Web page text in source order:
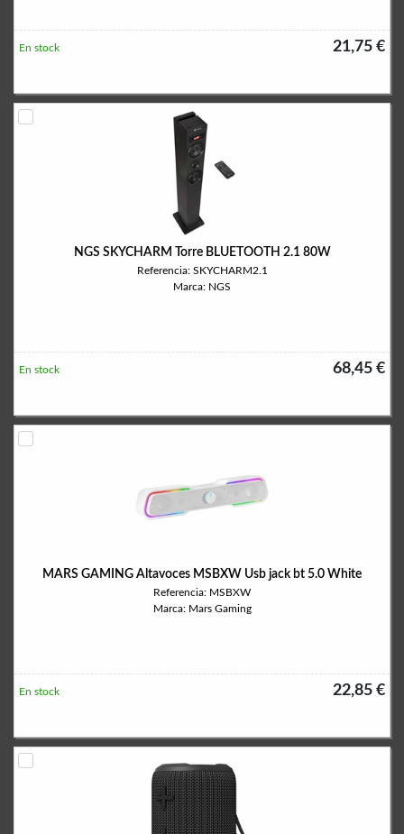
21,75 €
En stock
NGS SKYCHARM Torre BLUETOOTH 2.1 80W
Referencia: SKYCHARM2.1
Marca: NGS
68,45 €
En stock
MARS GAMING Altavoces MSBXW Usb jack bt 5.0 White
Referencia: MSBXW
Marca: Mars Gaming
22,85 €
En stock